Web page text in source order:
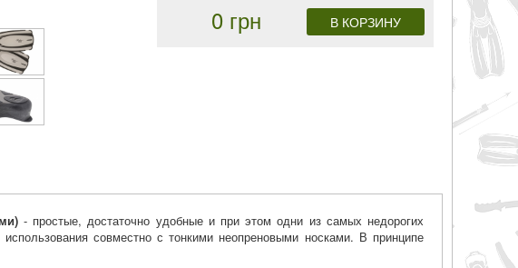
0 грн
- простые, достаточно удобные и при этом одни из самых недорогих
совместно с тонкими неопреновыми носками. В принципе